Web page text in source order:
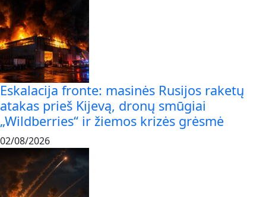
Eskalacija fronte: masinės Rusijos raketų
atakas prieš Kijevą, dronų smūgiai
„Wildberries“ ir žiemos krizės grėsmė
02/08/2026